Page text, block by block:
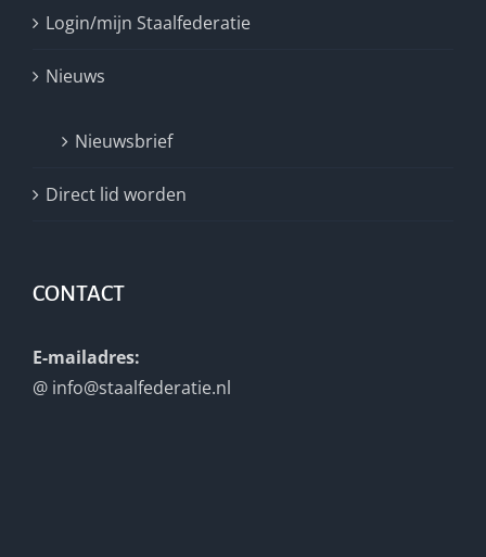
Login/mijn Staalfederatie
Nieuws
Nieuwsbrief
Direct lid worden
CONTACT
E-mailadres:
@ info@staalfederatie.nl